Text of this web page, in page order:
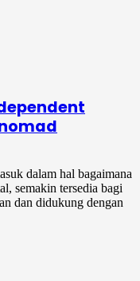
dalam hal bagaimana
semakin tersedia bagi
dan didukung dengan